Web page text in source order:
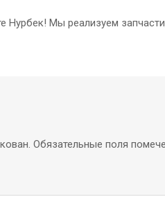
Нурбек! Мы реализуем
Обязательные поля